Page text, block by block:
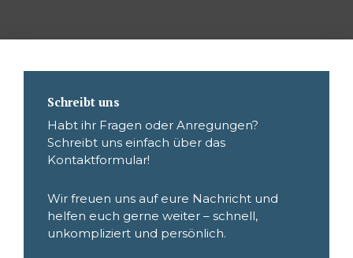
Schreibt uns
Habt ihr Fragen oder Anregungen?
Schreibt uns einfach über das
Kontaktformular!
Wir freuen uns auf eure Nachricht und
helfen euch gerne weiter – schnell,
unkompliziert und persönlich.